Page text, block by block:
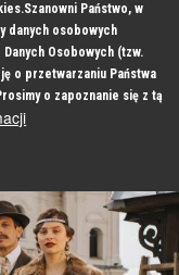
Państwo, w
danych osobowych
Osobowych (tzw.
o przetwarzaniu Państwa
o zapoznanie się z tą